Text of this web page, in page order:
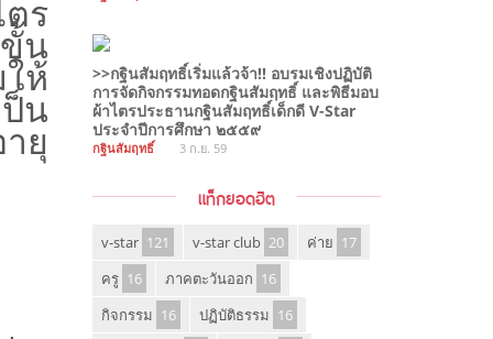
ร
น
ห้
น
ยุ
>>กฐินสัมฤทธิ์เริ่มแล้วจ้า!! อบรมเชิงปฏิบัติ
การจัดกิจกรรมทอดกฐินสัมฤทธิ์ และพิธีมอบ
ผ้าไตรประธานกฐินสัมฤทธิ์เด็กดี V-Star
ประจำปีการศึกษา ๒๕๕๙
กฐินสัมฤทธิ์ 3 ก.ย. 59
แท็กยอดฮิต
v-star 121 v-star club 20 ค่าย 17
ครู 16 ภาคตะวันออก 16
กิจกรรม 16 ปฏิบัติธรรม 16